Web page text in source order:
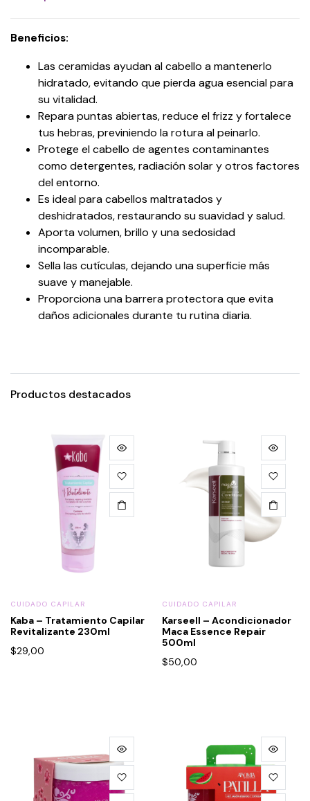
Beneficios:
Las ceramidas ayudan al cabello a mantenerlo
hidratado, evitando que pierda agua esencial para
su vitalidad.
Repara puntas abiertas, reduce el frizz y fortalece
tus hebras, previniendo la rotura al peinarlo.
Protege el cabello de agentes contaminantes
como detergentes, radiación solar y otros factores
del entorno.
Es ideal para cabellos maltratados y
deshidratados, restaurando su suavidad y salud.
Aporta volumen, brillo y una sedosidad
incomparable.
Sella las cutículas, dejando una superficie más
suave y manejable.
Proporciona una barrera protectora que evita
daños adicionales durante tu rutina diaria.
Productos destacados
CUIDADO CAPILAR
Kaba – Tratamiento Capilar
Revitalizante 230ml
$29,00
CUIDADO CAPILAR
Karseell – Acondicionador
Maca Essence Repair
500ml
$50,00